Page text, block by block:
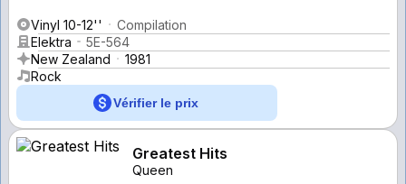
Vinyl 10-12''
Compilation
Elektra
5E-564
New Zealand
1981
Rock
Vérifier le prix
Greatest Hits
Queen